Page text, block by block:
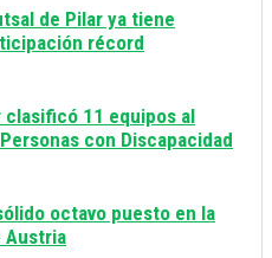
de Pilar ya tiene
récord
clasificó 11 equipos al
con Discapacidad
octavo puesto en la
Austria